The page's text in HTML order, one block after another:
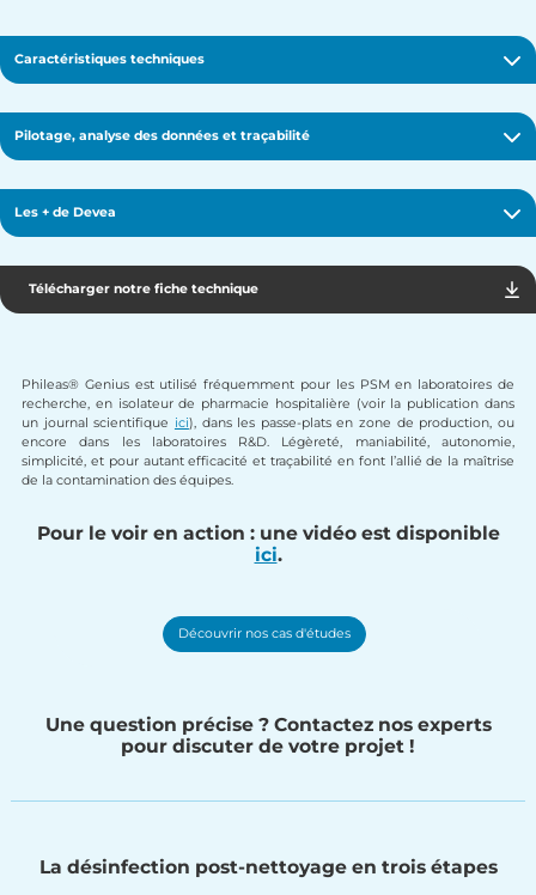
Caractéristiques techniques
Pilotage, analyse des données et traçabilité
Les + de Devea
Télécharger notre fiche technique
Phileas® Genius est utilisé fréquemment pour les PSM en laboratoires de
recherche, en isolateur de pharmacie hospitalière (voir la publication dans
un journal scientifique ici), dans les passe-plats en zone de production, ou
encore dans les laboratoires R&D. Légèreté, maniabilité, autonomie,
simplicité, et pour autant efficacité et traçabilité en font l’allié de la maîtrise
de la contamination des équipes.
Pour le voir en action : une vidéo est disponible
ici.
Découvrir nos cas d'études
Une question précise ? Contactez nos experts
pour discuter de votre projet !
La désinfection post-nettoyage en trois étapes